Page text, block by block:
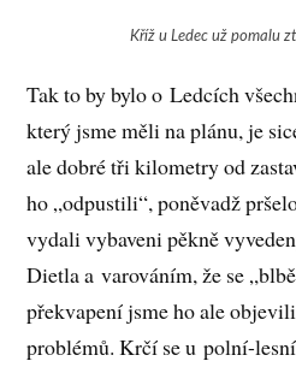
Kříž u Ledec už pomalu
Tak to by bylo o Ledcích
který jsme měli na plánu, je
ale dobré tři kilometry od
ho „odpustili“, poněvadž
vydali vybaveni pěkně
Dietla a varováním, že se
překvapení jsme ho ale
problémů. Krčí se u polní-